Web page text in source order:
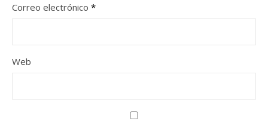
Correo electrónico *
Web